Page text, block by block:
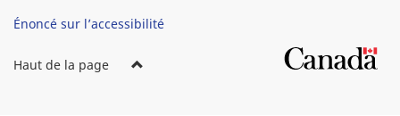
Énoncé sur l’accessibilité
Haut de la page